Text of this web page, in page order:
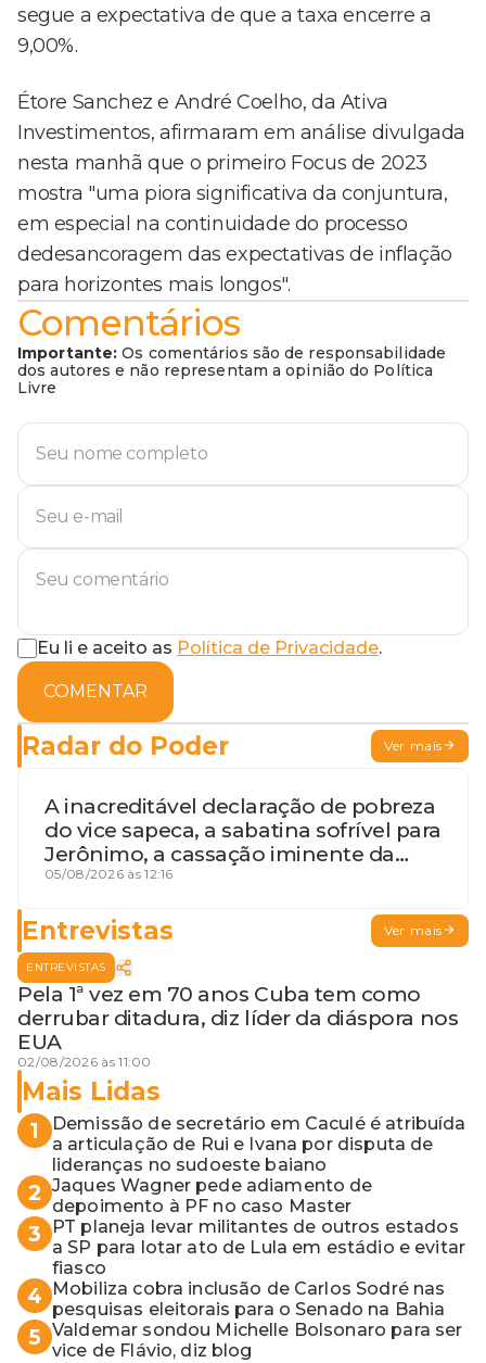
segue a expectativa de que a taxa encerre a
9,00%.
Étore Sanchez e André Coelho, da Ativa
Investimentos, afirmaram em análise divulgada
nesta manhã que o primeiro Focus de 2023
mostra "uma piora significativa da conjuntura,
em especial na continuidade do processo
dedesancoragem das expectativas de inflação
para horizontes mais longos".
Comentários
Importante: Os comentários são de responsabilidade
dos autores e não representam a opinião do Política
Livre
Eu li e aceito as Política de Privacidade.
COMENTAR
Radar do Poder Ver mais
A inacreditável declaração de pobreza
do vice sapeca, a sabatina sofrível para
Jerônimo, a cassação iminente da
desembargadora e a vaga do Quinto
05/08/2026 às 12:16
Entrevistas Ver mais
ENTREVISTAS
Pela 1ª vez em 70 anos Cuba tem como
derrubar ditadura, diz líder da diáspora nos
EUA
02/08/2026 às 11:00
Mais Lidas
1
Demissão de secretário em Caculé é atribuída
a articulação de Rui e Ivana por disputa de
lideranças no sudoeste baiano
2 Jaques Wagner pede adiamento de
depoimento à PF no caso Master
3
PT planeja levar militantes de outros estados
a SP para lotar ato de Lula em estádio e evitar
fiasco
4
Mobiliza cobra inclusão de Carlos Sodré nas
pesquisas eleitorais para o Senado na Bahia
5 Valdemar sondou Michelle Bolsonaro para ser
vice de Flávio, diz blog